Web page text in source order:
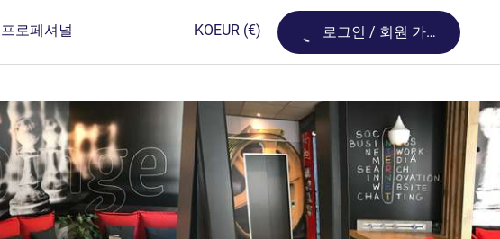
프로페셔널 KOEUR (€) Loading...
로그인 / 회원 가입